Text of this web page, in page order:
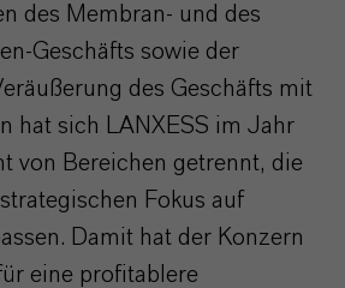
des Membran- und des
Geschäfts sowie der
des Geschäfts mit
hat sich LANXESS im Jahr
von Bereichen getrennt, die
Fokus auf
Damit hat der Konzern
eine profitablere